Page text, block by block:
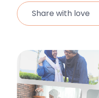
Share with love